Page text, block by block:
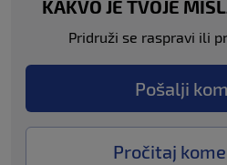
KAKVO JE TVOJE
Pridruži se raspravi ili
Pošalji
Pročitaj